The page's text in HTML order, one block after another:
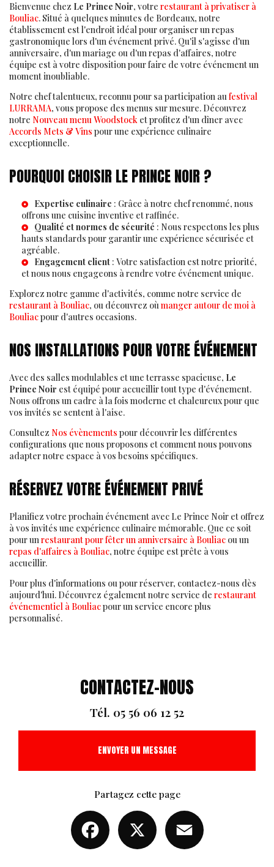
Bienvenue chez Le Prince Noir, votre restaurant à privatiser à
Bouliac. Situé à quelques minutes de Bordeaux, notre
établissement est l'endroit idéal pour organiser un repas
gastronomique lors d'un événement privé. Qu'il s'agisse d'un
anniversaire, d'un mariage ou d'un repas d'affaires, notre
équipe est à votre disposition pour faire de votre événement un
moment inoubliable.
Notre chef talentueux, reconnu pour sa participation aufestival
LURRAMA, vous propose des menus sur mesure. Découvrez
notre Nouveau menu Woodstock et profitez d'un dîner avec
Accords Mets & Vins pour une expérience culinaire
exceptionnelle.
POURQUOI CHOISIR LE PRINCE NOIR ?
Expertise culinaire : Grâce à notre chef renommé, nous
offrons une cuisine inventive et raffinée.
Qualité et normes de sécurité : Nous respectons les plus
hauts standards pour garantir une expérience sécurisée et
agréable.
Engagement client : Votre satisfaction est notre priorité,
et nous nous engageons à rendre votre événement unique.
Explorez notre gamme d'activités, comme notre service de
restaurant à Bouliac, ou découvrez oùmanger autour de moi à
Bouliacpour d'autres occasions.
NOS INSTALLATIONS POUR VOTRE ÉVÉNEMENT
Avec des salles modulables et une terrasse spacieuse, Le
Prince Noir est équipé pour accueillir tout type d'événement.
Nous offrons un cadre à la fois moderne et chaleureux pour que
vos invités se sentent à l'aise.
Consultez Nos évènements pour découvrir les différentes
configurations que nous proposons et comment nous pouvons
adapter notre espace à vos besoins spécifiques.
RÉSERVEZ VOTRE ÉVÉNEMENT PRIVÉ
Planifiez votre prochain événement avec Le Prince Noir et offrez
à vos invités une expérience culinaire mémorable. Que ce soit
pour unrestaurant pour fêter un anniversaire à Bouliac ou un
repas d'affaires à Bouliac, notre équipe est prête à vous
accueillir.
Pour plus d'informations ou pour réserver, contactez-nous dès
aujourd'hui. Découvrez également notre service de restaurant
événementiel à Bouliacpour un service encore plus
personnalisé.
CONTACTEZ-NOUS
Tél. 05 56 06 12 52
ENVOYER UN MESSAGE
Partagez cette page
Facebook